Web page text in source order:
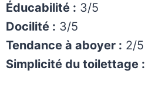
Éducabilité : 3/5
Docilité : 3/5
Tendance à aboyer : 2/5
Simplicité du toilettage :